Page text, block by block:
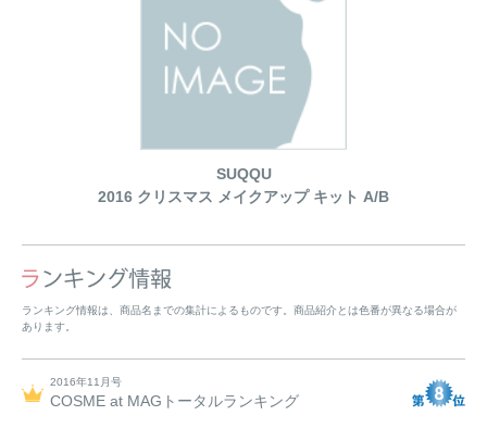
SUQQU
2016 クリスマス メイクアップ キット A/B
ランキング情報は、商品名までの集計によるものです。商品紹介とは色番が異なる場合が
あります。
2016年11月号
COSME at MAGトータルランキング